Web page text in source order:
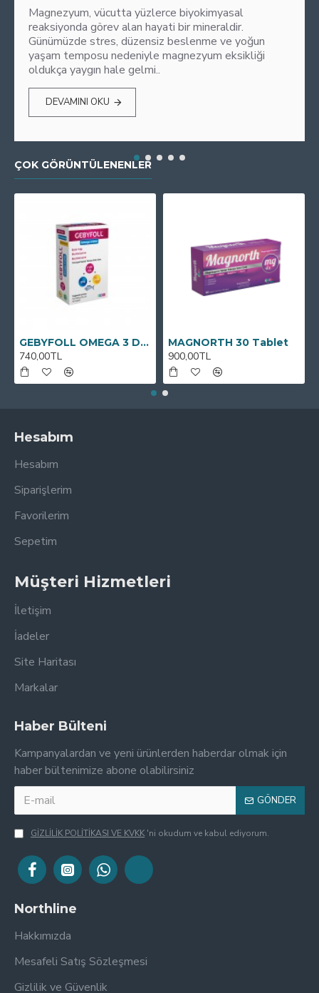
Magnezyum, vücutta yüzlerce biyokimyasal
reaksiyonda görev alan hayati bir mineraldir.
Günümüzde stres, düzensiz beslenme ve yoğun
yaşam temposu nedeniyle magnezyum eksikliği
oldukça yaygın hale gelmi..
DEVAMINI OKU
ÇOK GÖRÜNTÜLENENLER
GEBYFOLL OMEGA 3 DHA
740,00TL
MAGNORTH 30 Tablet
900,00TL
Hesabım
Hesabım
Siparişlerim
Favorilerim
Sepetim
Müşteri Hizmetleri
İletişim
İadeler
Site Haritası
Markalar
Haber Bülteni
Kampanyalardan ve yeni ürünlerden haberdar olmak için
haber bültenimize abone olabilirsiniz
GÖNDER
GİZLİLİK POLİTİKASI VE KVKK 'ni okudum ve kabul ediyorum.
Northline
Hakkımızda
Mesafeli Satış Sözleşmesi
Gizlilik ve Güvenlik